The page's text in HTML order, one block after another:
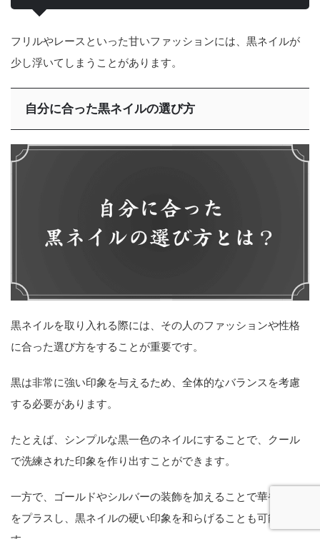
フリルやレースといった甘いファッションには、黒ネイルが
少し浮いてしまうことがあります。
自分に合った黒ネイルの選び方
黒ネイルを取り入れる際には、その人のファッションや性格
に合った選び方をすることが重要です。
黒は非常に強い印象を与えるため、全体的なバランスを考慮
する必要があります。
たとえば、シンプルな黒一色のネイルにすることで、クール
で洗練された印象を作り出すことができます。
一方で、ゴールドやシルバーの装飾を加えることで華やかさ
をプラスし、黒ネイルの硬い印象を和らげることも可能で